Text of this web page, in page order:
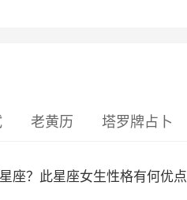
老黄历 塔罗牌占卜
座？此星座女生性格有何优点